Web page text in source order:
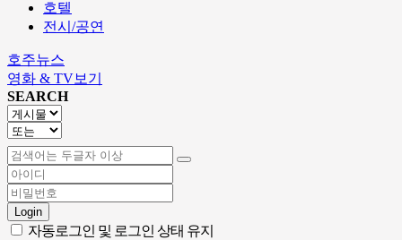
호텔
전시/공연
호주뉴스
영화 & TV보기
SEARCH
Login
자동로그인 및 로그인 상태 유지